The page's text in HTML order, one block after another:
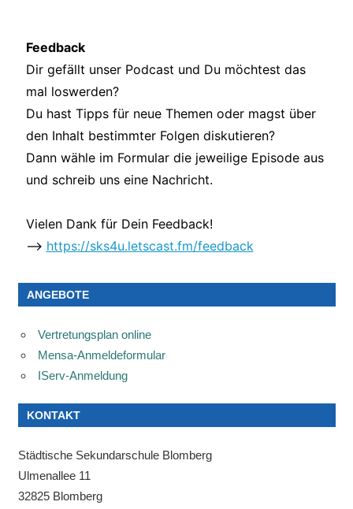
Feedback
Dir gefällt unser Podcast und Du möchtest das
mal loswerden?
Du hast Tipps für neue Themen oder magst über
den Inhalt bestimmter Folgen diskutieren?
Dann wähle im Formular die jeweilige Episode aus
und schreib uns eine Nachricht.
Vielen Dank für Dein Feedback!
–> https://sks4u.letscast.fm/feedback
ANGEBOTE
Vertretungsplan online
Mensa-Anmeldeformular
IServ-Anmeldung
KONTAKT
Städtische Sekundarschule Blomberg
Ulmenallee 11
32825 Blomberg